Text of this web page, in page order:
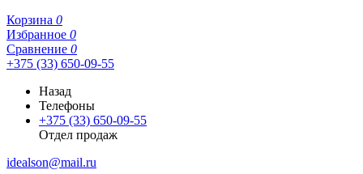
Корзина 0
Избранное 0
Сравнение 0
+375 (33) 650-09-55
Назад
Телефоны
+375 (33) 650-09-55
Отдел продаж
idealson@mail.ru